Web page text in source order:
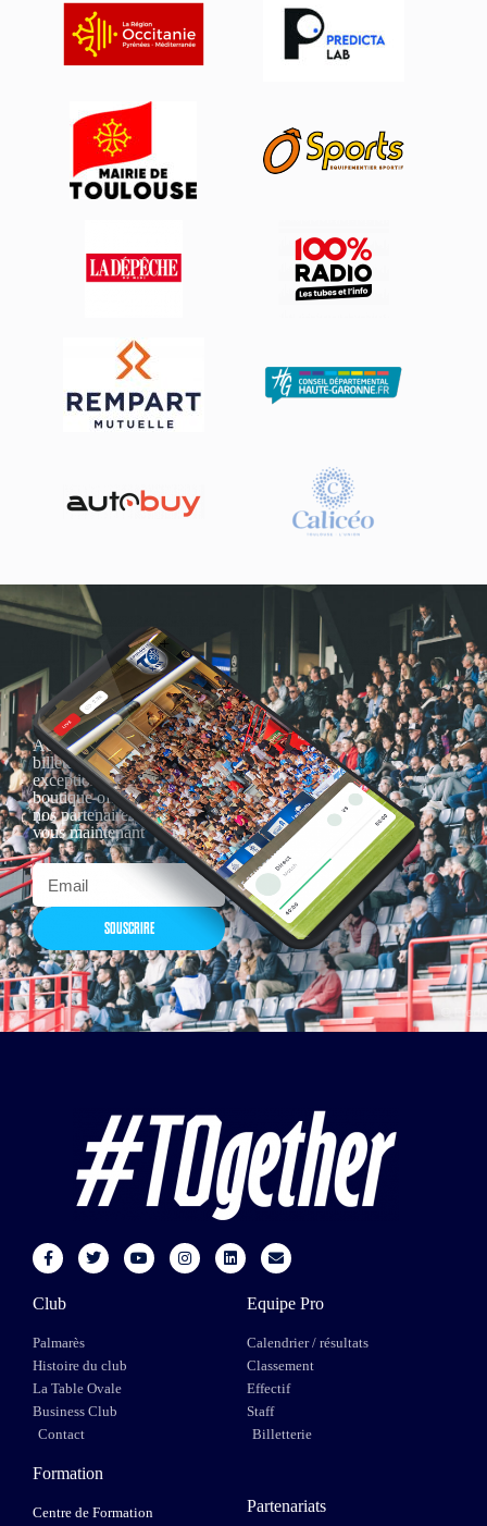
Actualités, nouveautés,
billetterie, remises
exceptionnelles dans la
boutique officielles & chez
nos partenaires… Inscrivez-
vous maintenant
SOUSCRIRE
Club
Palmarès
Histoire du club
La Table Ovale
Business Club
Contact
Equipe Pro
Calendrier / résultats
Classement
Effectif
Staff
Billetterie
Formation
Centre de Formation Partenariats